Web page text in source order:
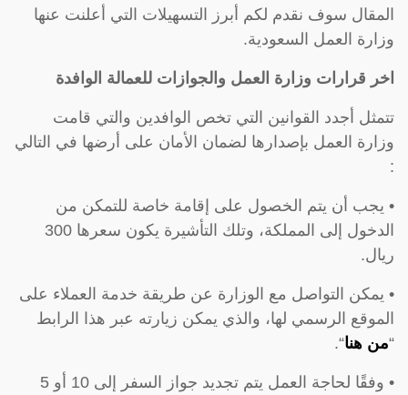
المقال سوف نقدم لكم أبرز التسهيلات التي أعلنت عنها
وزارة العمل السعودية.
اخر قرارات وزارة العمل والجوازات للعمالة الوافدة
تتمثل أجدد القوانين التي تخص الوافدين والتي قامت
وزارة العمل بإصدارها لضمان الأمان على أرضها في التالي
:
• يجب أن يتم الخصول على إقامة خاصة للتمكن من
الدخول إلى المملكة، وتلك التأشيرة يكون سعرها 300
ريال.
• يمكن التواصل مع الوزارة عن طريقة خدمة العملاء على
الموقع الرسمي لها، والذي يمكن زيارته عبر هذا الرابط
“من هنا“.
• وفقًا لحاجة العمل يتم تجديد جواز السفر إلى 10 أو 5